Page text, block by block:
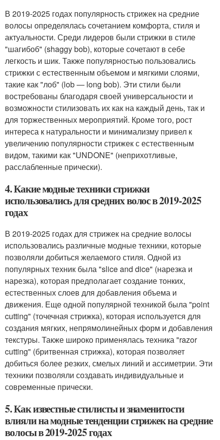
В 2019-2025 годах популярность стрижек на средние
волосы определялась сочетанием комфорта, стиля и
актуальности. Среди лидеров были стрижки в стиле
"шагибоб" (shaggy bob), которые сочетают в себе
легкость и шик. Также популярностью пользовались
стрижки с естественным объемом и мягкими слоями,
такие как "лоб" (lob — long bob). Эти стили были
востребованы благодаря своей универсальности и
возможности стилизовать их как на каждый день, так и
для торжественных мероприятий. Кроме того, рост
интереса к натуральности и минимализму привел к
увеличению популярности стрижек с естественным
видом, такими как "UNDONE" (неприхотливые,
расслабленные прически).
4. Какие модные техники стрижки
использовались для средних волос в 2019-2025
годах
В 2019-2025 годах для стрижек на средние волосы
использовались различные модные техники, которые
позволяли добиться желаемого стиля. Одной из
популярных техник была "slice and dice" (нарезка и
нарезка), которая предполагает создание тонких,
естественных слоев для добавления объема и
движения. Еще одной популярной техникой была "point
cutting" (точечная стрижка), которая используется для
создания мягких, непрямолинейных форм и добавления
текстуры. Также широко применялась техника "razor
cutting" (бритвенная стрижка), которая позволяет
добиться более резких, смелых линий и ассиметрии. Эти
техники позволяли создавать индивидуальные и
современные прически.
5. Как известные стилисты и знаменитости
влияли на модные тенденции стрижек на средние
волосы в 2019-2025 годах